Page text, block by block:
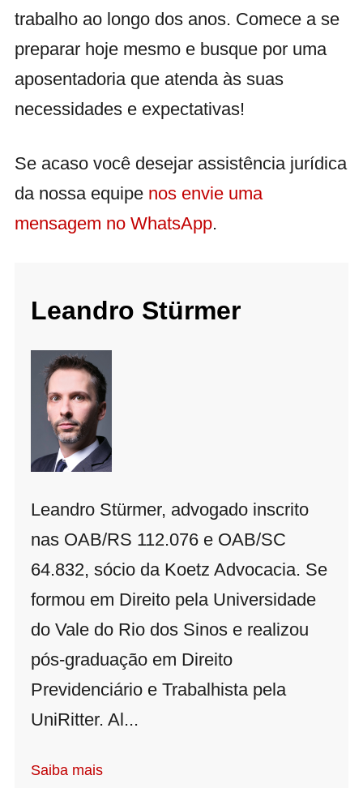
trabalho ao longo dos anos. Comece a se
preparar hoje mesmo e busque por uma
aposentadoria que atenda às suas
necessidades e expectativas!
Se acaso você desejar assistência jurídica
da nossa equipe nos envie uma
mensagem no WhatsApp.
Leandro Stürmer
Leandro Stürmer, advogado inscrito
nas OAB/RS 112.076 e OAB/SC
64.832, sócio da Koetz Advocacia. Se
formou em Direito pela Universidade
do Vale do Rio dos Sinos e realizou
pós-graduação em Direito
Previdenciário e Trabalhista pela
UniRitter. Al...
Saiba mais